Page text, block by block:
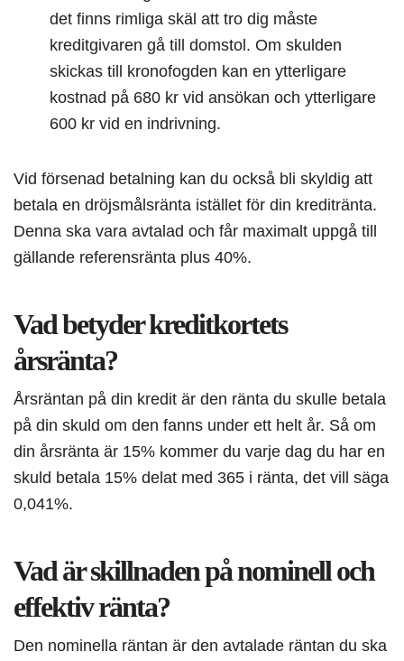
det finns rimliga skäl att tro dig måste
kreditgivaren gå till domstol. Om skulden
skickas till kronofogden kan en ytterligare
kostnad på 680 kr vid ansökan och ytterligare
600 kr vid en indrivning.
Vid försenad betalning kan du också bli skyldig att
betala en dröjsmålsränta istället för din kreditränta.
Denna ska vara avtalad och får maximalt uppgå till
gällande referensränta plus 40%.
Vad betyder kreditkortets
årsränta?
Årsräntan på din kredit är den ränta du skulle betala
på din skuld om den fanns under ett helt år. Så om
din årsränta är 15% kommer du varje dag du har en
skuld betala 15% delat med 365 i ränta, det vill säga
0,041%.
Vad är skillnaden på nominell och
effektiv ränta?
Den nominella räntan är den avtalade räntan du ska